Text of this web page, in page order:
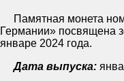
Памятная монета
Германии» посвящена
январе 2024 года.
Дата выпуска: